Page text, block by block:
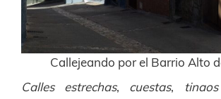
Callejeando por el Barrio Alto
Calles estrechas, cuestas, tinaos